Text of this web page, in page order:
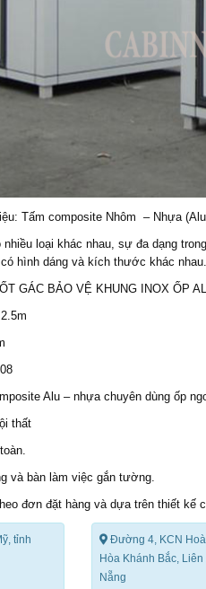
Tấm composite Nhôm – Nhựa
nhiều loại khác nhau, sự đa dạng
hình dáng và kích thước khác nhau.
GÁC BẢO VỆ KHUNG INOX ỐP
Alu – nhựa chuyên dùng ốp
thất
và bàn làm việc gắn tường.
đơn đặt hàng và dựa trên thiết kế
tỉnh
Đường 4, KCN
Hòa Khánh Bắc,
Nẵng